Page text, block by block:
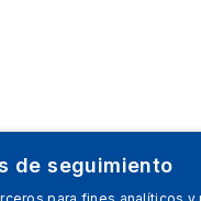
de seguimiento